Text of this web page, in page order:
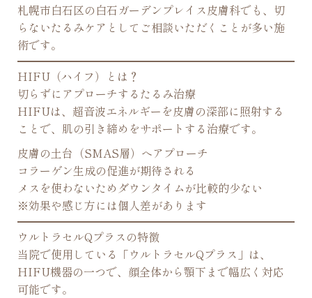
札幌市白石区の白石ガーデンプレイス皮膚科でも、切
らないたるみケアとしてご相談いただくことが多い施
術です。
HIFU（ハイフ）とは？
切らずにアプローチするたるみ治療
HIFUは、超音波エネルギーを皮膚の深部に照射する
ことで、肌の引き締めをサポートする治療です。
皮膚の土台（SMAS層）へアプローチ
コラーゲン生成の促進が期待される
メスを使わないためダウンタイムが比較的少ない
※効果や感じ方には個人差があります
ウルトラセルQプラスの特徴
当院で使用している「ウルトラセルQプラス」は、
HIFU機器の一つで、顔全体から顎下まで幅広く対応
可能です。